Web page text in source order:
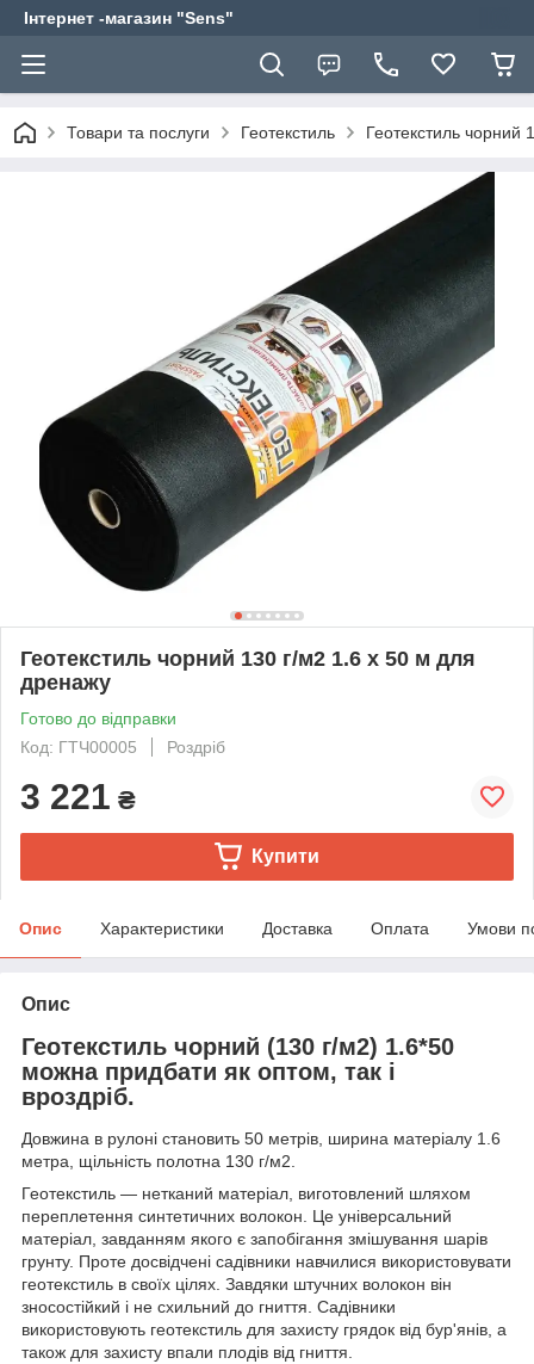
Інтернет -магазин "Sens"
Товари та послуги Геотекстиль Геотекстиль
Геотекстиль чорний 130 г/м2 1.6 х 50 м для
дренажу
Готово до відправки
Код: ГТЧ00005
Роздріб
3 221 ₴
Купити
Опис Характеристики Доставка Оплата Умови
Опис
Геотекстиль чорний (130 г/м2) 1.6*50
можна придбати як оптом, так і
вроздріб.
Довжина в рулоні становить 50 метрів, ширина матеріалу 1.6
метра, щільність полотна 130 г/м2.
Геотекстиль — нетканий матеріал, виготовлений шляхом
переплетення синтетичних волокон. Це універсальний
матеріал, завданням якого є запобігання змішування шарів
грунту. Проте досвідчені садівники навчилися використовувати
геотекстиль в своїх цілях. Завдяки штучних волокон він
зносостійкий і не схильний до гниття. Садівники
використовують геотекстиль для захисту грядок від бур'янів, а
також для захисту впали плодів від гниття.